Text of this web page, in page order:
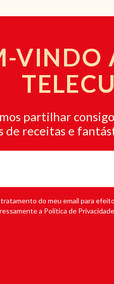
VINDO
partilhar
de receitas e
do meu email para
a Política de